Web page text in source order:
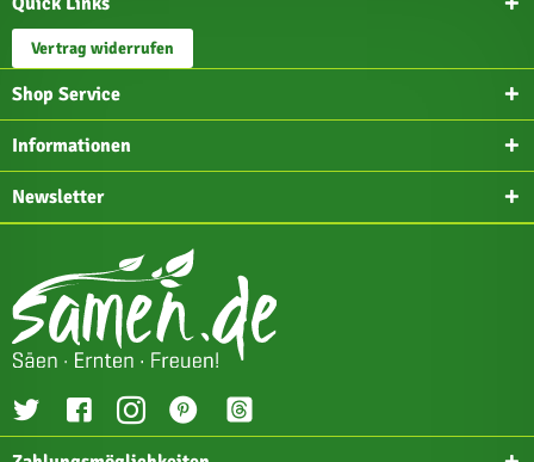
Vertrag widerrufen
Shop Service
Informationen
Newsletter